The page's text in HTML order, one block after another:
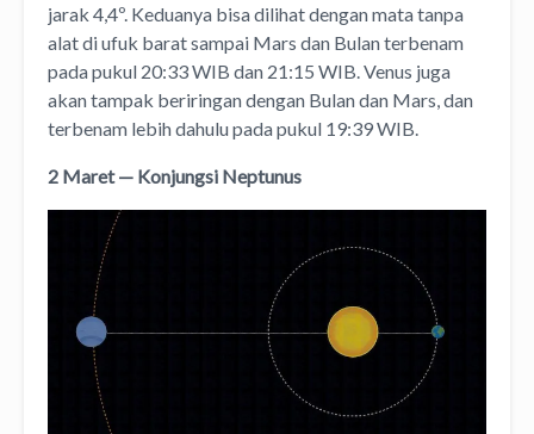
jarak 4,4º. Keduanya bisa dilihat dengan mata tanpa
alat di ufuk barat sampai Mars dan Bulan terbenam
pada pukul 20:33 WIB dan 21:15 WIB. Venus juga
akan tampak beriringan dengan Bulan dan Mars, dan
terbenam lebih dahulu pada pukul 19:39 WIB.
2 Maret — Konjungsi Neptunus